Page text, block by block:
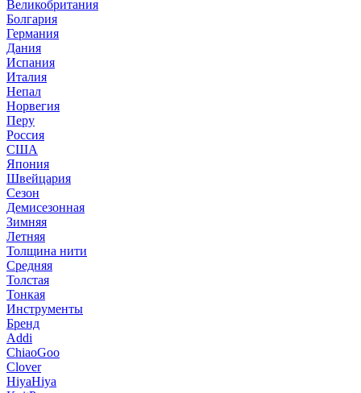
Великобритания
Болгария
Германия
Дания
Испания
Италия
Непал
Норвегия
Перу
Россия
США
Япония
Швейцария
Сезон
Демисезонная
Зимняя
Летняя
Толщина нити
Средняя
Толстая
Тонкая
Инструменты
Бренд
Addi
ChiaoGoo
Clover
HiyaHiya